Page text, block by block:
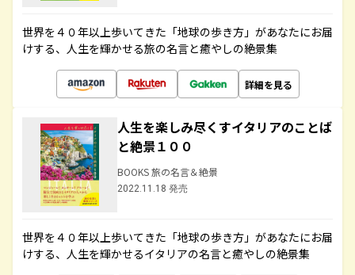
世界を４０年以上歩いてきた「地球の歩き方」があなたにお届
けする、人生を輝かせる旅の名言と癒やしの絶景集
詳細を見る
人生を楽しみ尽くすイタリアのことば
と絶景１００
BOOKS 旅の名言＆絶景
2022.11.18 発売
世界を４０年以上歩いてきた「地球の歩き方」があなたにお届
けする、人生を輝かせるイタリアの名言と癒やしの絶景集